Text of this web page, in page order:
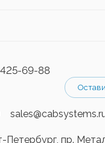
425-69-88
Петербург, пр.